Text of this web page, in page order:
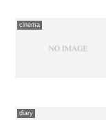
cinema
diary